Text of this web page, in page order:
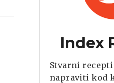
Index
Stvarni
napraviti kod